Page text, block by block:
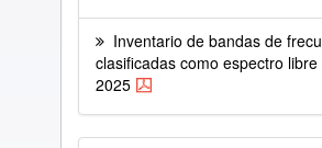
Inventario de bandas de
clasificadas como espectro libre
2025